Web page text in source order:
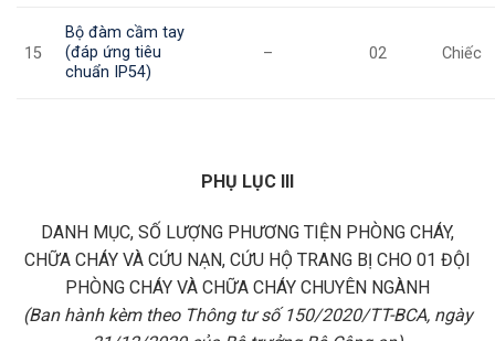
15
Bộ đàm cầm tay
(đáp ứng tiêu
chuẩn IP54)
– 02 Chiếc
PHỤ LỤC III
DANH MỤC, SỐ LƯỢNG PHƯƠNG TIỆN PHÒNG CHÁY,
CHỮA CHÁY VÀ CỨU NẠN, CỨU HỘ TRANG BỊ CHO 01 ĐỘI
PHÒNG CHÁY VÀ CHỮA CHÁY CHUYÊN NGÀNH
(Ban hành kèm theo Thông tư số 150/2020/TT-BCA, ngày